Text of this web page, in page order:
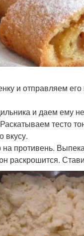
и отправляем
и даем ему
тесто
вкусу.
противень.
раскрошится.